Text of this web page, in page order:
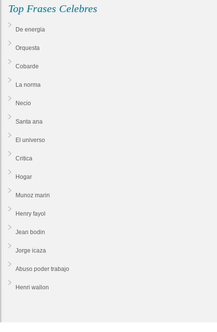
Top Frases Celebres
De energia
Orquesta
Cobarde
La norma
Necio
Santa ana
El universo
Critica
Hogar
Munoz marin
Henry fayol
Jean bodin
Jorge icaza
Abuso poder trabajo
Henri wallon